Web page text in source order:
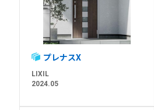
プレナスX
LIXIL
2024.05